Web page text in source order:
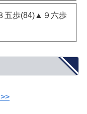
五歩(84)▲９六歩